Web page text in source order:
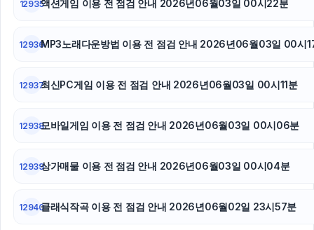
12935액션게임 이용 전 점검 안내 2026년06월03일 00시22분
12936MP3노래다운방법 이용 전 점검 안내 2026년06월03일 00시
12937최신PC게임 이용 전 점검 안내 2026년06월03일 00시11분
12938모바일게임 이용 전 점검 안내 2026년06월03일 00시06분
12939상가매물 이용 전 점검 안내 2026년06월03일 00시04분
12940클래식작곡 이용 전 점검 안내 2026년06월02일 23시57분